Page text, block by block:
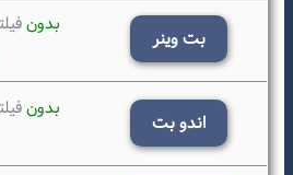
بت وینر
بدون
اندو بت
بدون